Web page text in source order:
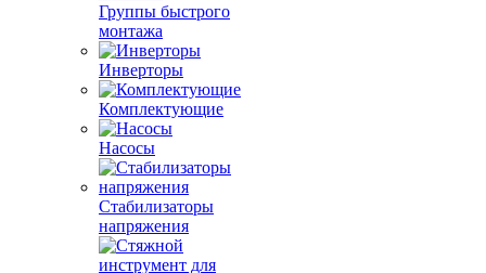
Группы быстрого
монтажа
Инверторы
Комплектующие
Насосы
Стабилизаторы
напряжения